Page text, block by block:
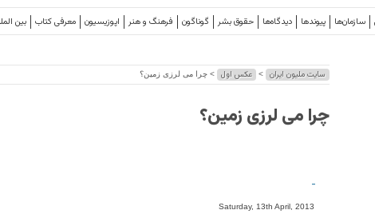
بین معرفی کتاب اپوزیسیون فرهنگ و هنر گوناگون حقوق بشر دیدگاه‌ها پیوندها سازمان‌ها
سایت ملیون ایران > عکس اول > چرا می لرزی زمین؟
چرا می لرزی زمین؟
-
Saturday, 13th April, 2013